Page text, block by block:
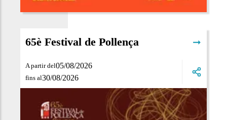
A partir del05/08/2026
fins al30/08/2026
65è Festival de Pollença ➞